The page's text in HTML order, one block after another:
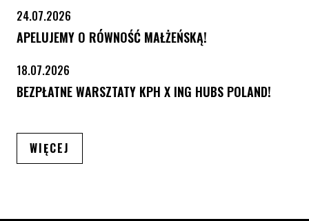
24.07.2026
APELUJEMY O RÓWNOŚĆ MAŁŻEŃSKĄ!
18.07.2026
BEZPŁATNE WARSZTATY KPH X ING HUBS POLAND!
WIĘCEJ